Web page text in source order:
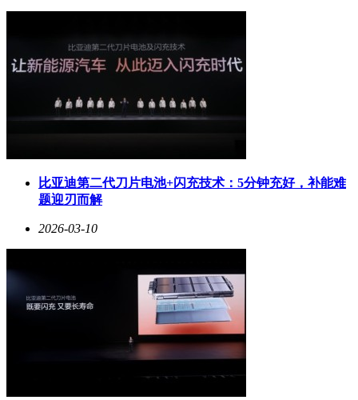
比亚迪第二代刀片电池+闪充技术：5分钟充好，补能难
题迎刃而解
2026-03-10